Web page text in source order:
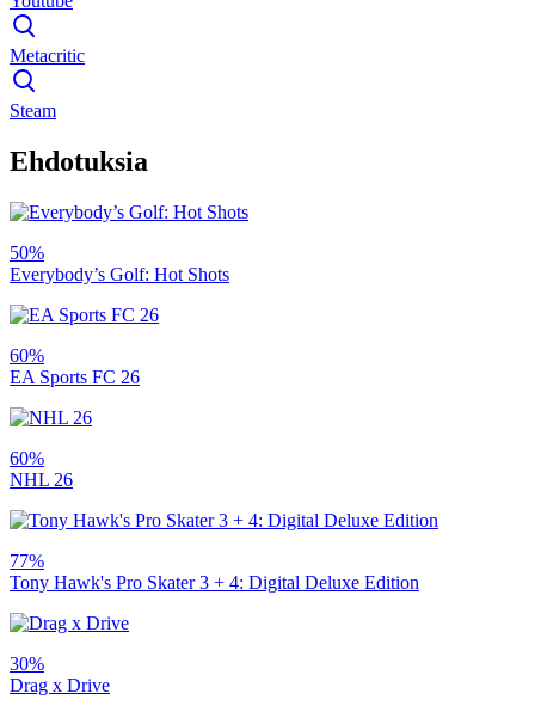
Metacritic
Steam
Ehdotuksia
50%
Everybody’s Golf: Hot Shots
60%
EA Sports FC 26
60%
NHL 26
77%
Tony Hawk's Pro Skater 3 + 4: Digital Deluxe Edition
30%
Drag x Drive